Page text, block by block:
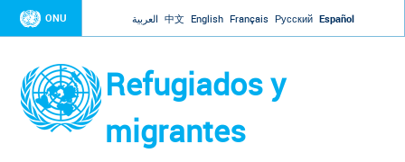
Jump to navigation
ONU العربية 中文 English Français Русский Español
Refugiados y
migrantes